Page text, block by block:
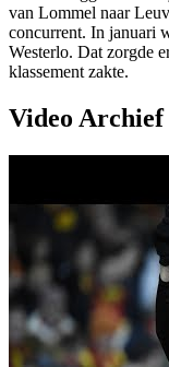
van Lommel naar
concurrent. In januari
Westerlo. Dat zorgde
klassement zakte.
Video Archief